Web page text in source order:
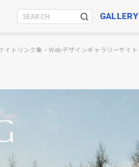
GALLERY
トリンク集・Webデザインギャラリーサイト